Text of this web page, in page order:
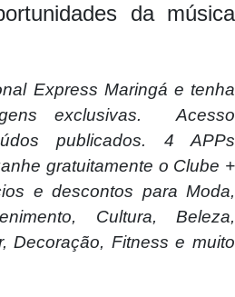
da música
Express Maringá e tenha
exclusivas. Acesso
publicados. 4 APPs
gratuitamente o Clube +
e descontos para Moda,
Cultura, Beleza,
Decoração, Fitness e muito